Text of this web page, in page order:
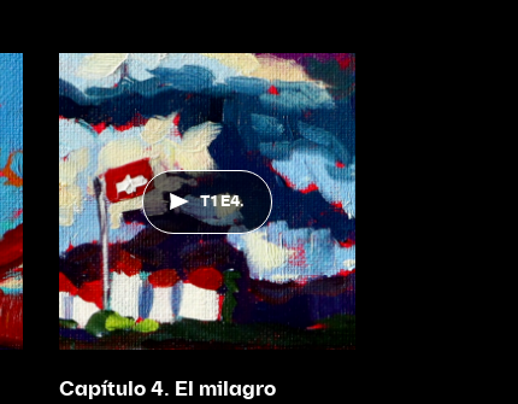
T1 E4.
Capítulo 4. El milagro